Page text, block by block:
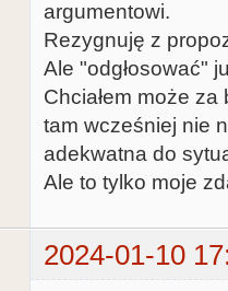
argumentowi.
Rezygnuję z
Ale "odgłosować"
Chciałem może
tam wcześniej nie
adekwatna do
Ale to tylko moje
2024-01-10